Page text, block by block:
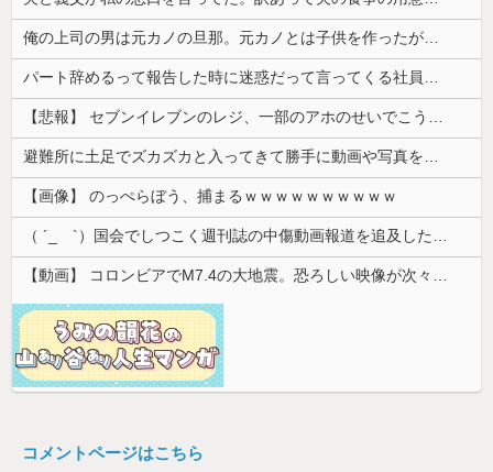
【画像】 のっぺらぼう、捕まるｗｗｗｗｗｗｗｗｗｗ
コメントページはこちら